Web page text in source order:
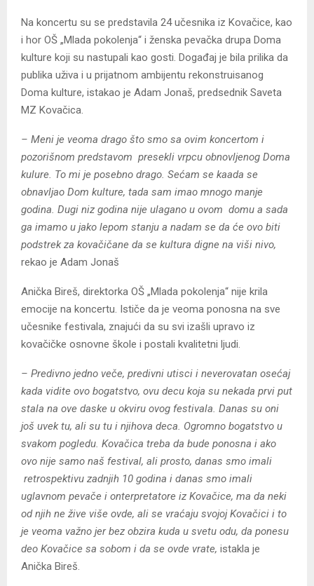
Na koncertu su se predstavila 24 učesnika iz Kovačice, kao
i hor OŠ „Mlada pokolenja“ i ženska pevačka drupa Doma
kulture koji su nastupali kao gosti. Događaj je bila prilika da
publika uživa i u prijatnom ambijentu rekonstruisanog
Doma kulture, istakao je Adam Jonaš, predsednik Saveta
MZ Kovačica.
– Meni je veoma drago što smo sa ovim koncertom i
pozorišnom predstavom presekli vrpcu obnovljenog Doma
kulure. To mi je posebno drago. Sećam se kaada se
obnavljao Dom kulture, tada sam imao mnogo manje
godina. Dugi niz godina nije ulagano u ovom domu a sada
ga imamo u jako lepom stanju a nadam se da će ovo biti
podstrek za kovačičane da se kultura digne na viši nivo,
rekao je Adam Jonaš
Anička Bireš, direktorka OŠ „Mlada pokolenja“ nije krila
emocije na koncertu. Ističe da je veoma ponosna na sve
učesnike festivala, znajući da su svi izašli upravo iz
kovačičke osnovne škole i postali kvalitetni ljudi.
– Predivno jedno veče, predivni utisci i neverovatan osećaj
kada vidite ovo bogatstvo, ovu decu koja su nekada prvi put
stala na ove daske u okviru ovog festivala. Danas su oni
još uvek tu, ali su tu i njihova deca. Ogromno bogatstvo u
svakom pogledu. Kovačica treba da bude ponosna i ako
ovo nije samo naš festival, ali prosto, danas smo imali
retrospektivu zadnjih 10 godina i danas smo imali
uglavnom pevače i onterpretatore iz Kovačice, ma da neki
od njih ne žive više ovde, ali se vraćaju svojoj Kovačici i to
je veoma važno jer bez obzira kuda u svetu odu, da ponesu
deo Kovačice sa sobom i da se ovde vrate, istakla je
Anička Bireš.